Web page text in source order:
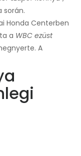
során.
Honda Centerben
a WBC ezüst
A